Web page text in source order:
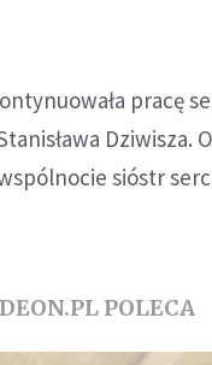
pracę
Dziwisza.
sióstr
DEON.PL POLECA